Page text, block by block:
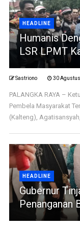
HEADLINE
Humanis
LSR LPMT
Sastriono 30
PALANGKA RAYA –
Pembela Masyarakat
(Kalteng), Agatisansyah,
HEADLINE
Gubernur
Penanganan